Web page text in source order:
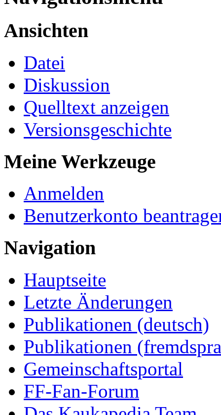
Ansichten
Datei
Diskussion
Quelltext anzeigen
Versionsgeschichte
Meine Werkzeuge
Anmelden
Benutzerkonto
Navigation
Hauptseite
Letzte Änderungen
Publikationen (deutsch)
Publikationen
Gemeinschaftsportal
FF-Fan-Forum